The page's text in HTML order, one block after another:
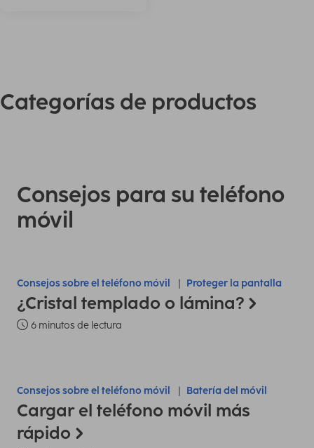
Categorías de productos
Consejos para su teléfono
móvil
Consejos sobre el teléfono móvil Proteger la pantalla
¿Cristal templado o lámina?
6 minutos de lectura
Consejos sobre el teléfono móvil Batería del móvil
Cargar el teléfono móvil más
rápido